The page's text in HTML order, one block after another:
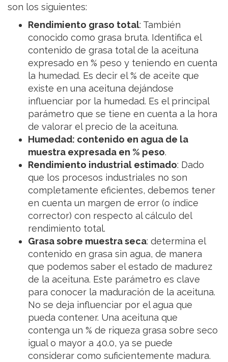
son los siguientes:
Rendimiento graso total: También
conocido como grasa bruta. Identifica el
contenido de grasa total de la aceituna
expresado en % peso y teniendo en cuenta
la humedad. Es decir el % de aceite que
existe en una aceituna dejándose
influenciar por la humedad. Es el principal
parámetro que se tiene en cuenta a la hora
de valorar el precio de la aceituna.
Humedad: contenido en agua de la
muestra expresada en % peso.
Rendimiento industrial estimado: Dado
que los procesos industriales no son
completamente eficientes, debemos tener
en cuenta un margen de error (o índice
corrector) con respecto al cálculo del
rendimiento total.
Grasa sobre muestra seca: determina el
contenido en grasa sin agua, de manera
que podemos saber el estado de madurez
de la aceituna. Este parámetro es clave
para conocer la maduración de la aceituna.
No se deja influenciar por el agua que
pueda contener. Una aceituna que
contenga un % de riqueza grasa sobre seco
igual o mayor a 40.0, ya se puede
considerar como suficientemente madura.